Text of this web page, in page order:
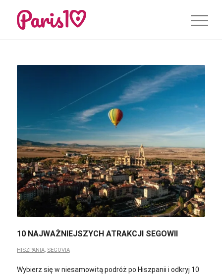
10 NAJWAŻNIEJSZYCH ATRAKCJI SEGOWII
HISZPANIA, SEGOVIA
Wybierz się w niesamowitą podróż po Hiszpanii i odkryj 10